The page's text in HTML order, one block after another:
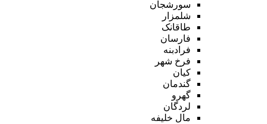
سورشجان
شلمزار
طاقانک
فارسان
فرادبنه
فرخ شهر
کیان
گندمان
گهرو
لردگان
مال خلیفه